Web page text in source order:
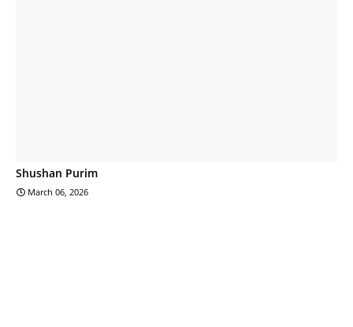
Shushan Purim
March 06, 2026